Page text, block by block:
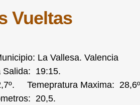
Vueltas
La Vallesa. Valencia
Salida: 19:15.
Temepratura Maxima: 28,6º
20,5.